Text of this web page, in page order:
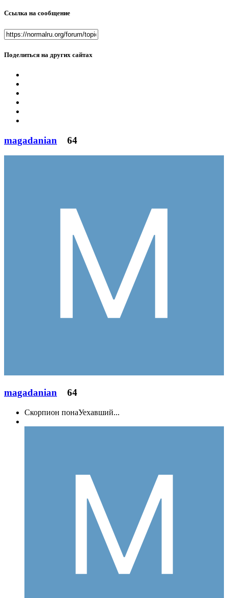
Ссылка на сообщение
Поделиться на других сайтах
magadanian 64
magadanian 64
Скорпион понаУехавший...